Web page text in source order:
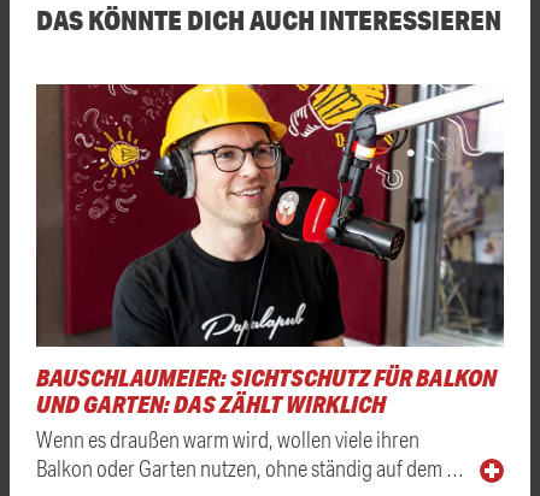
DAS KÖNNTE DICH AUCH INTERESSIEREN
BAUSCHLAUMEIER: SICHTSCHUTZ FÜR BALKON
UND GARTEN: DAS ZÄHLT WIRKLICH
Wenn es draußen warm wird, wollen viele ihren
Balkon oder Garten nutzen, ohne ständig auf dem …